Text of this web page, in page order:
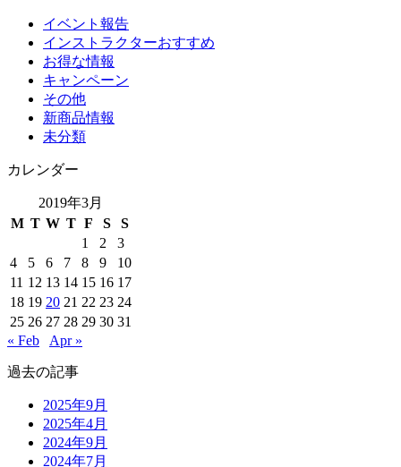
イベント報告
インストラクターおすすめ
お得な情報
キャンペーン
その他
新商品情報
未分類
カレンダー
2019年3月
M T W T F S
S
1
2
3
4
5 6 7 8 9
10
11 12 13 14 15 16 17
18 19 20 21 22 23 24
25 26 27 28 29 30 31
« Feb
Apr »
過去の記事
2025年9月
2025年4月
2024年9月
2024年7月